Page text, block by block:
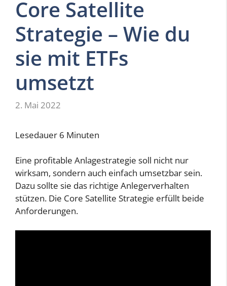
Core Satellite
Strategie – Wie du
sie mit ETFs
umsetzt
2. Mai 2022
Lesedauer 6 Minuten
Eine profitable Anlagestrategie soll nicht nur
wirksam, sondern auch einfach umsetzbar sein.
Dazu sollte sie das richtige Anlegerverhalten
stützen. Die Core Satellite Strategie erfüllt beide
Anforderungen.